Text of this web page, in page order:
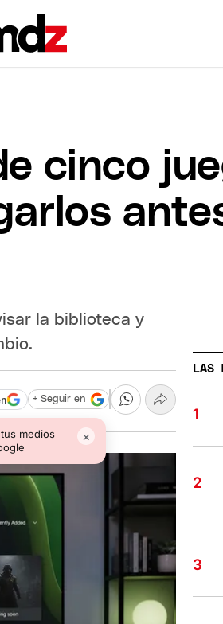
cinco
la biblioteca y
medios
×
+ Seguir en
LAS